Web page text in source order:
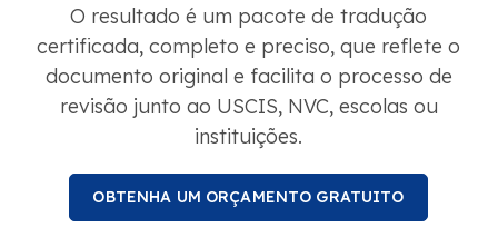
O resultado é um pacote de tradução
certificada, completo e preciso, que reflete o
documento original e facilita o processo de
revisão junto ao USCIS, NVC, escolas ou
instituições.
OBTENHA UM ORÇAMENTO GRATUITO